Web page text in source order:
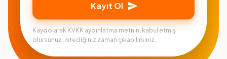
Kayıt Ol
Kaydolarak KVKK aydınlatma metnini kabul etmiş
olursunuz. İstediğiniz zaman çıkabilirsiniz.